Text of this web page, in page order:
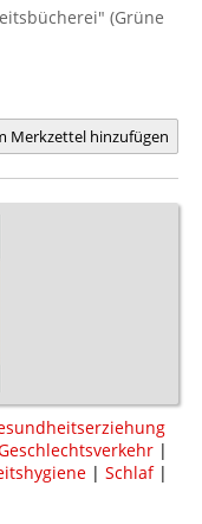
(Grüne
Merkzettel hinzufügen
|
| Schlaf|